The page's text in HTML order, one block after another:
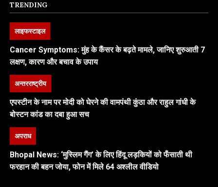
TRENDING
लाइफस्टाइल
Cancer Symptoms: मुंह के कैंसर के बढ़ते मामले, जानिए शुरुआती 7
लक्षण, कारण और बचाव के उपाय
अन्तरराष्ट्रीय
एपस्टीन के नाम पर मोदी को घेरने की वामपंथी कुंठा और राहुल गांधी के
बोस्टन कांड का दबा हुआ सच
अपराध
Bhopal News: ‘मुस्लिम गैंग’ के लिए हिंदू लड़कियों को फँसाती थी
फरहान की बहन जोया, फोन में मिले 64 अश्लील वीडियो